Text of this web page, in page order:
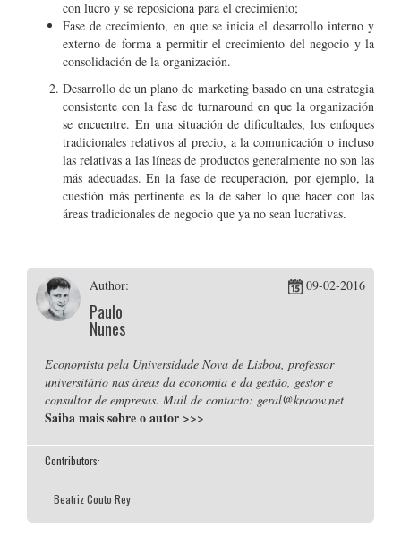
con lucro y se reposiciona para el crecimiento;
Fase de crecimiento, en que se inicia el desarrollo interno y
externo de forma a permitir el crecimiento del negocio y la
consolidación de la organización.
Desarrollo de un plano de marketing basado en una estrategia
consistente con la fase de turnaround en que la organización
se encuentre. En una situación de dificultades, los enfoques
tradicionales relativos al precio, a la comunicación o incluso
las relativas a las líneas de productos generalmente no son las
más adecuadas. En la fase de recuperación, por ejemplo, la
cuestión más pertinente es la de saber lo que hacer con las
áreas tradicionales de negocio que ya no sean lucrativas.
Author:
Paulo
Nunes
09-02-2016
Economista pela Universidade Nova de Lisboa, professor
universitário nas áreas da economia e da gestão, gestor e
consultor de empresas. Mail de contacto: geral@knoow.net
Saiba mais sobre o autor >>>
Contributors:
Beatriz Couto Rey